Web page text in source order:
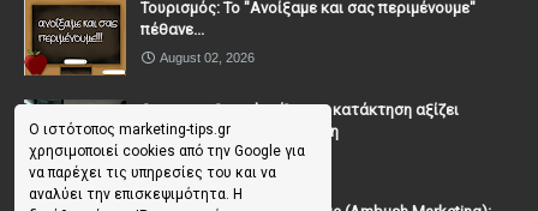
Ο ιστότοπος marketing-tips.gr
χρησιμοποιεί cookies από την Google για
να παρέχει τις υπηρεσίες του και να
αναλύει την επισκεψιμότητα. Η
Τουρισμός: Το "Ανοίξαμε και σας περιμένουμε"
πέθανε...
August 02, 2026
Casanova Complex: Όταν η κατάκτηση αξίζει
περισσότερο από τη σχέση
July 31, 2026